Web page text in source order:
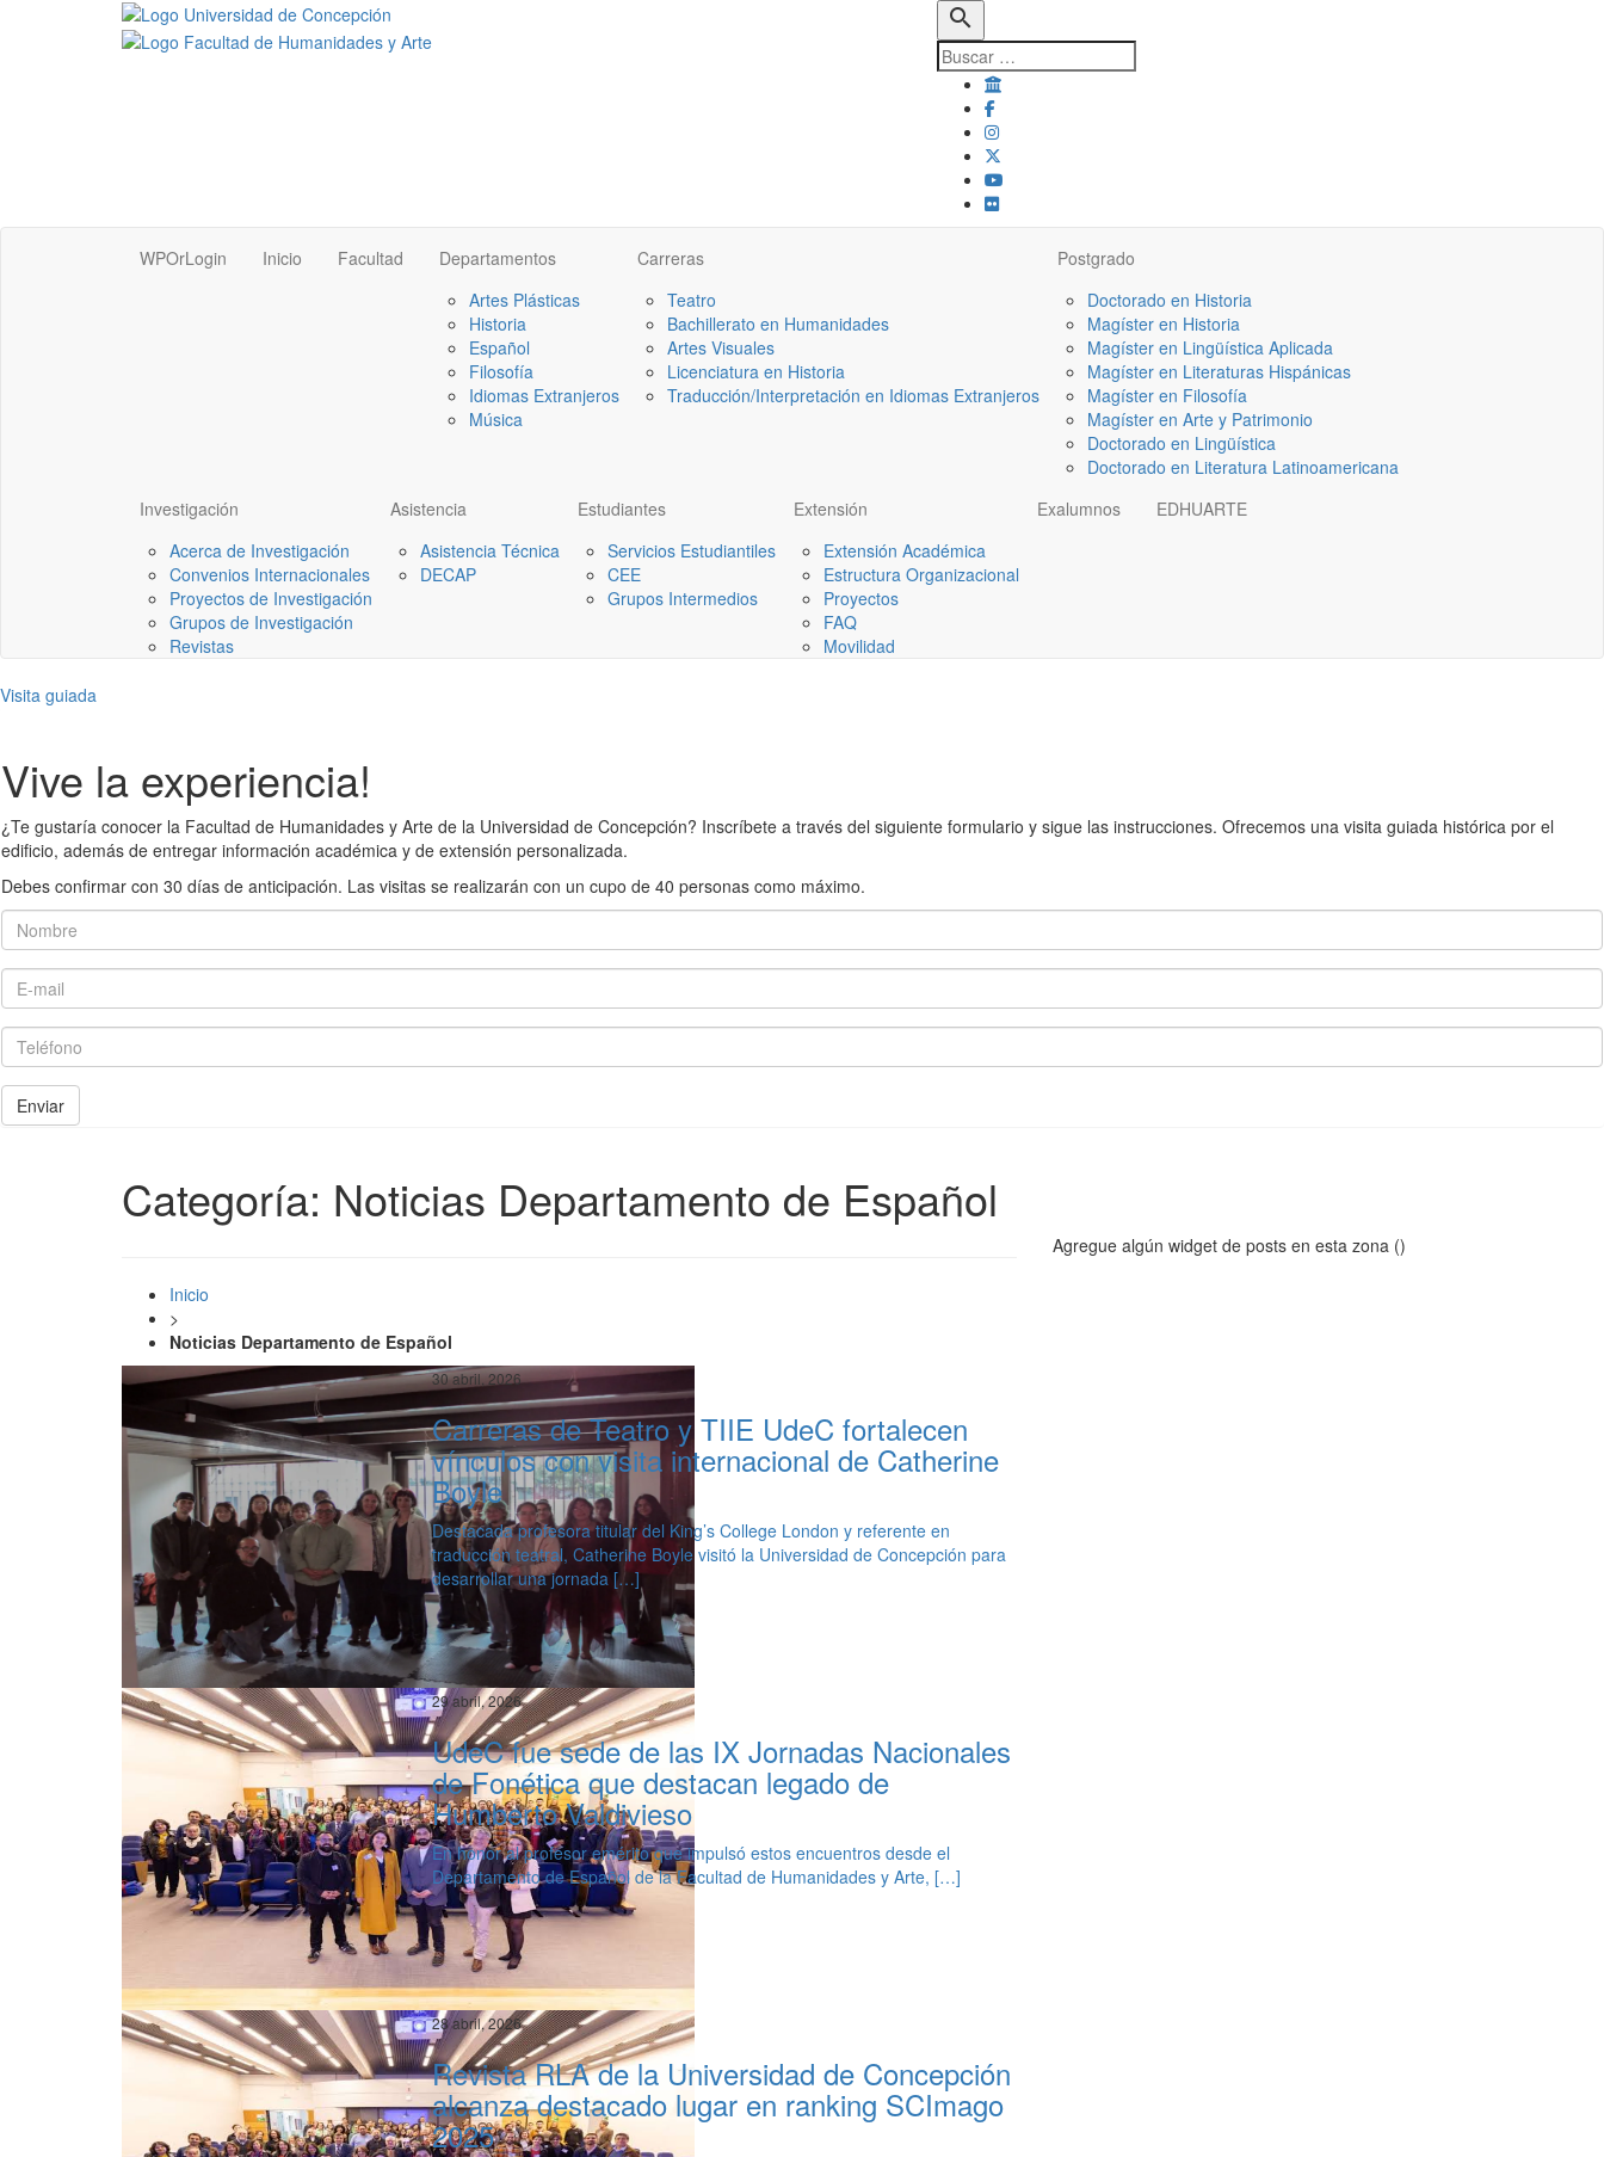
search
WPOrLogin Inicio Facultad
Departamentos
Artes Plásticas
Historia
Español
Filosofía
Idiomas Extranjeros
Música
Carreras
Teatro
Bachillerato en Humanidades
Artes Visuales
Licenciatura en Historia
Traducción/Interpretación en Idiomas Extranjeros
Postgrado
Doctorado en Historia
Magíster en Historia
Magíster en Lingüística Aplicada
Magíster en Literaturas Hispánicas
Magíster en Filosofía
Magíster en Arte y Patrimonio
Doctorado en Lingüística
Doctorado en Literatura Latinoamericana
Investigación
Acerca de Investigación
Convenios Internacionales
Proyectos de Investigación
Grupos de Investigación
Revistas
Asistencia
Asistencia Técnica
DECAP
Estudiantes
Servicios Estudiantiles
CEE
Grupos Intermedios
Extensión
Extensión Académica
Estructura Organizacional
Proyectos
FAQ
Movilidad
Exalumnos EDHUARTE
Visita guiada
Vive la experiencia!
¿Te gustaría conocer la Facultad de Humanidades y Arte de la Universidad de Concepción? Inscríbete a través del siguiente formulario y sigue las instrucciones. Ofrecemos una visita guiada histórica por el
edificio, además de entregar información académica y de extensión personalizada.
Debes confirmar con 30 días de anticipación. Las visitas se realizarán con un cupo de 40 personas como máximo.
Nombre
E-mail
Teléfono
Enviar
Categoría: Noticias Departamento de Español
Inicio
>
Noticias Departamento de Español
30 abril, 2026
Carreras de Teatro y TIIE UdeC fortalecen
vínculos con visita internacional de Catherine
Boyle
Destacada profesora titular del King’s College London y referente en
traducción teatral, Catherine Boyle visitó la Universidad de Concepción para
desarrollar una jornada […]
29 abril, 2026
UdeC fue sede de las IX Jornadas Nacionales
de Fonética que destacan legado de
Humberto Valdivieso
En honor al profesor emérito que impulsó estos encuentros desde el
Departamento de Español de la Facultad de Humanidades y Arte, […]
28 abril, 2026
Revista RLA de la Universidad de Concepción
alcanza destacado lugar en ranking SCImago
2025
Agregue algún widget de posts en esta zona ()